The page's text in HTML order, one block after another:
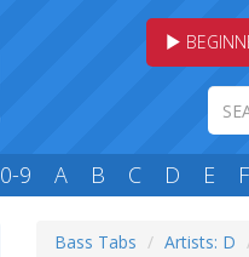
0-9 A B C D E F
Bass Tabs Artists: D